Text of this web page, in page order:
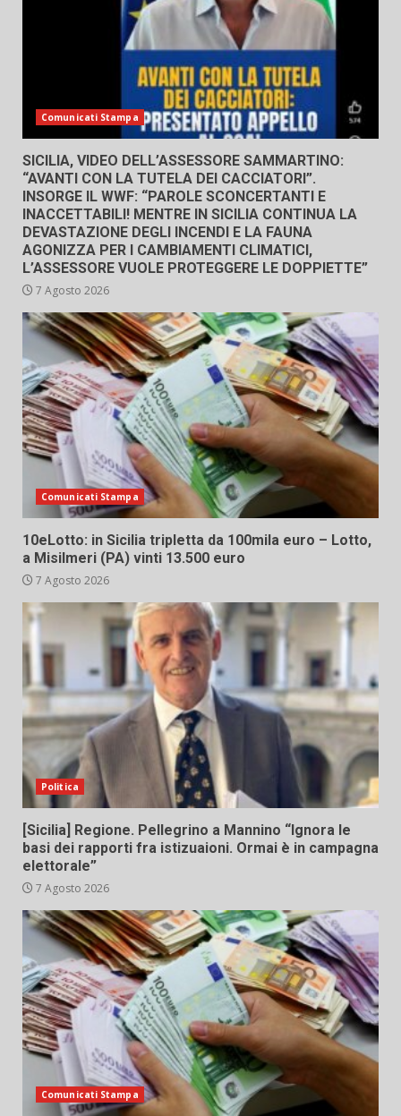
Comunicati Stampa
SICILIA, VIDEO DELL’ASSESSORE SAMMARTINO:
“AVANTI CON LA TUTELA DEI CACCIATORI”.
INSORGE IL WWF: “PAROLE SCONCERTANTI E
INACCETTABILI! MENTRE IN SICILIA CONTINUA LA
DEVASTAZIONE DEGLI INCENDI E LA FAUNA
AGONIZZA PER I CAMBIAMENTI CLIMATICI,
L’ASSESSORE VUOLE PROTEGGERE LE DOPPIETTE”
7 Agosto 2026
Comunicati Stampa
10eLotto: in Sicilia tripletta da 100mila euro – Lotto,
a Misilmeri (PA) vinti 13.500 euro
7 Agosto 2026
Politica
[Sicilia] Regione. Pellegrino a Mannino “Ignora le
basi dei rapporti fra istizuaioni. Ormai è in campagna
elettorale”
7 Agosto 2026
Comunicati Stampa